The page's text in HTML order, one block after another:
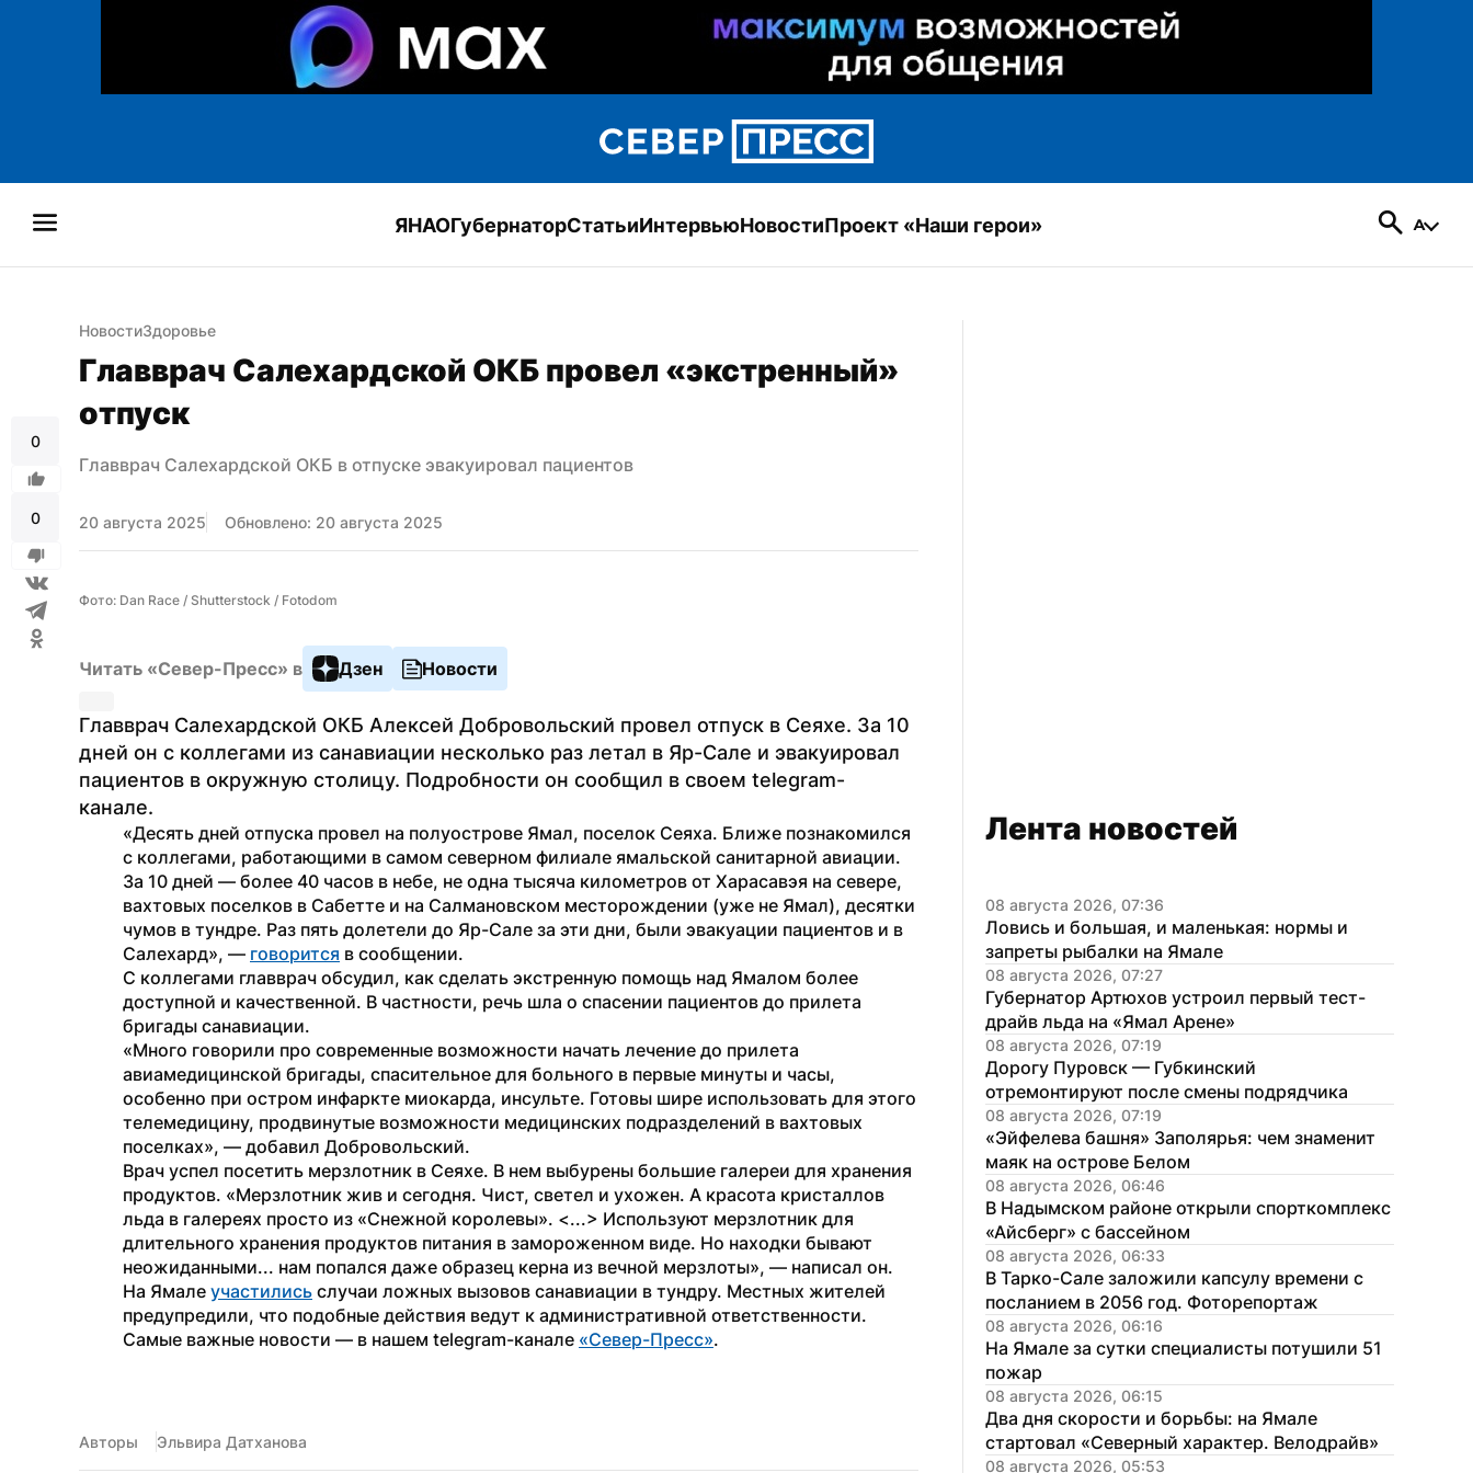
ЯНАОГубернаторСтатьиИнтервьюНовостиПроект «Наши герои»
0
0
НовостиЗдоровье
Главврач Салехардской ОКБ провел «экстренный»
отпуск
Главврач Салехардской ОКБ в отпуске эвакуировал пациентов
20 августа 2025 Обновлено: 20 августа 2025
Фото: Dan Race / Shutterstock / Fotodom
Читать «Север-Пресс» в Дзен Новости
Главврач Салехардской ОКБ Алексей Добровольский провел отпуск в Сеяхе. За 10
дней он с коллегами из санавиации несколько раз летал в Яр-Сале и эвакуировал
пациентов в окружную столицу. Подробности он сообщил в своем telegram-
канале.
«Десять дней отпуска провел на полуострове Ямал, поселок Сеяха. Ближе познакомился
с коллегами, работающими в самом северном филиале ямальской санитарной авиации.
За 10 дней — более 40 часов в небе, не одна тысяча километров от Харасавэя на севере,
вахтовых поселков в Сабетте и на Салмановском месторождении (уже не Ямал), десятки
чумов в тундре. Раз пять долетели до Яр-Сале за эти дни, были эвакуации пациентов и в
Салехард», — говорится в сообщении.
С коллегами главврач обсудил, как сделать экстренную помощь над Ямалом более
доступной и качественной. В частности, речь шла о спасении пациентов до прилета
бригады санавиации.
«Много говорили про современные возможности начать лечение до прилета
авиамедицинской бригады, спасительное для больного в первые минуты и часы,
особенно при остром инфаркте миокарда, инсульте. Готовы шире использовать для этого
телемедицину, продвинутые возможности медицинских подразделений в вахтовых
поселках», — добавил Добровольский.
Врач успел посетить мерзлотник в Сеяхе. В нем выбурены большие галереи для хранения
продуктов. «Мерзлотник жив и сегодня. Чист, светел и ухожен. А красота кристаллов
льда в галереях просто из «Снежной королевы». <...> Используют мерзлотник для
длительного хранения продуктов питания в замороженном виде. Но находки бывают
неожиданными... нам попался даже образец керна из вечной мерзлоты», — написал он.
На Ямале участились случаи ложных вызовов санавиации в тундру. Местных жителей
предупредили, что подобные действия ведут к административной ответственности.
Самые важные новости — в нашем telegram-канале «Север-Пресс».
Авторы Эльвира Датханова
Лента новостей
08 августа 2026, 07:36
Ловись и большая, и маленькая: нормы и
запреты рыбалки на Ямале
08 августа 2026, 07:27
Губернатор Артюхов устроил первый тест-
драйв льда на «Ямал Арене»
08 августа 2026, 07:19
Дорогу Пуровск — Губкинский
отремонтируют после смены подрядчика
08 августа 2026, 07:19
«Эйфелева башня» Заполярья: чем знаменит
маяк на острове Белом
08 августа 2026, 06:46
В Надымском районе открыли спорткомплекс
«Айсберг» с бассейном
08 августа 2026, 06:33
В Тарко-Сале заложили капсулу времени с
посланием в 2056 год. Фоторепортаж
08 августа 2026, 06:16
На Ямале за сутки специалисты потушили 51
пожар
08 августа 2026, 06:15
Два дня скорости и борьбы: на Ямале
стартовал «Северный характер. Велодрайв»
08 августа 2026, 05:53